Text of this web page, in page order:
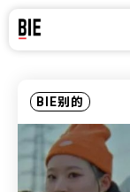
BIE别的